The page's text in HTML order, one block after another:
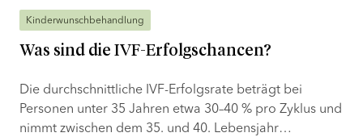
Kinderwunschbehandlung
Was sind die IVF-Erfolgschancen?
Die durchschnittliche IVF-Erfolgsrate beträgt bei
Personen unter 35 Jahren etwa 30–40 % pro Zyklus und
nimmt zwischen dem 35. und 40. Lebensjahr